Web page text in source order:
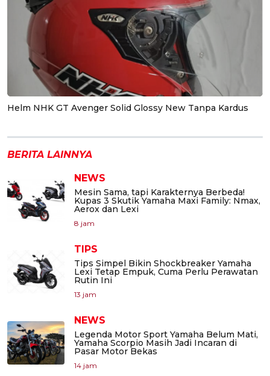
Helm NHK GT Avenger Solid Glossy New Tanpa Kardus
BERITA LAINNYA
NEWS
Mesin Sama, tapi Karakternya Berbeda!
Kupas 3 Skutik Yamaha Maxi Family: Nmax,
Aerox dan Lexi
8 jam
TIPS
Tips Simpel Bikin Shockbreaker Yamaha
Lexi Tetap Empuk, Cuma Perlu Perawatan
Rutin Ini
13 jam
NEWS
Legenda Motor Sport Yamaha Belum Mati,
Yamaha Scorpio Masih Jadi Incaran di
Pasar Motor Bekas
14 jam